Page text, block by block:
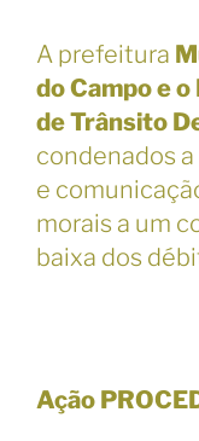
A prefeitura
do Campo e
de Trânsito
condenados
e
morais a um
baixa dos
Ação